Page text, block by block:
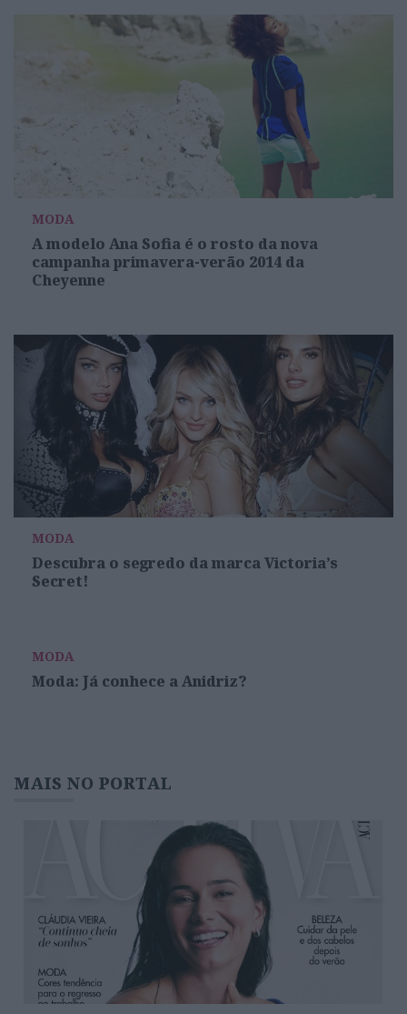
MODA
A modelo Ana Sofia é o rosto da nova
campanha primavera-verão 2014 da
Cheyenne
MODA
Descubra o segredo da marca Victoria’s
Secret!
MODA
Moda: Já conhece a Anidriz?
MAIS NO PORTAL